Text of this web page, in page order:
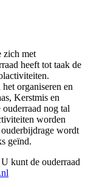
zich met
heeft tot taak de
organiseren en
Kerstmis en
ouderraad nog tal
worden
wordt
geïnd.
kunt de ouderraad